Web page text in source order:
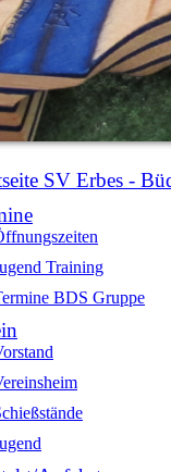
SV Erbes -
Training
BDS Gruppe